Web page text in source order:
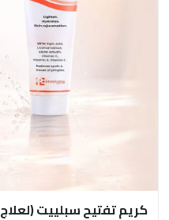
كريم تفتيح سبلييت (لعلاج